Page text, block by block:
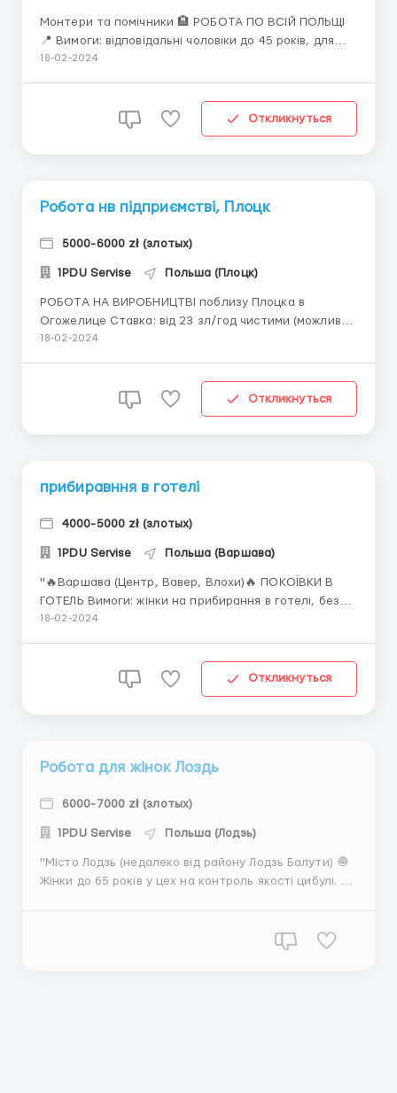
Монтери та помічники 🏨 РОБОТА ПО ВСІЙ ПОЛЬЩІ
📍 Вимоги: відповідальні чоловіки до 45 років, для
фахівців потрібен досвід роботи, з польською на хв.
офісного обладнання, має на увазі постійні переїз...
18-02-2024
Откликнуться
Робота нв підприємстві, Плоцк
5000-6000 zł (злотых)
1PDU Servise Польша (Плоцк)
РОБОТА НА ВИРОБНИЦТВІ поблизу Плоцка в
Огожелице Ставка: від 23 зл/год чистими (можливе
підвищення після пробного періоду) Графік роботи:
роботи: допомога на підприємстві з виготовлення
18-02-2024
Откликнуться
прибиравння в готелі
4000-5000 zł (злотых)
1PDU Servise Польша (Варшава)
"🔥Варшава (Центр, Вавер, Влохи)🔥 ПОКОЇВКИ В
ГОТЕЛЬ Вимоги: жінки на прибирання в готелі, без
обмежень за віком, головне працювати якісно.
працювати без досвіду, головне бажання
працювати. Потрібно мати...
18-02-2024
Откликнуться
Робота для жінок Лоздь
6000-7000 zł (злотых)
1PDU Servise Польша (Лодзь)
"Місто Лодзь (недалеко від району Лодзь Балути) 🧅
Жінки до 65 років у цех на контроль якості цибулі. 🧅
зручно, інструменти для роботи видаємо. 🧅Оплата: